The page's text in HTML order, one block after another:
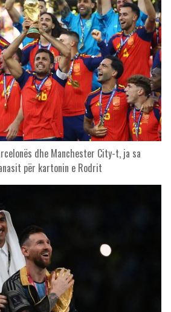
dhe Manchester City-t, ja sa
për kartonin e Rodrit